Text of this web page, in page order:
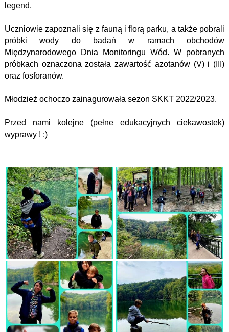
legend.
Uczniowie zapoznali się z fauną i florą parku, a także pobrali
próbki wody do badań w ramach obchodów
Międzynarodowego Dnia Monitoringu Wód. W pobranych
próbkach oznaczona została zawartość azotanów (V) i (III)
oraz fosforanów.
Młodzież ochoczo zainagurowała sezon SKKT 2022/2023.
Przed nami kolejne (pełne edukacyjnych ciekawostek)
wyprawy ! :)